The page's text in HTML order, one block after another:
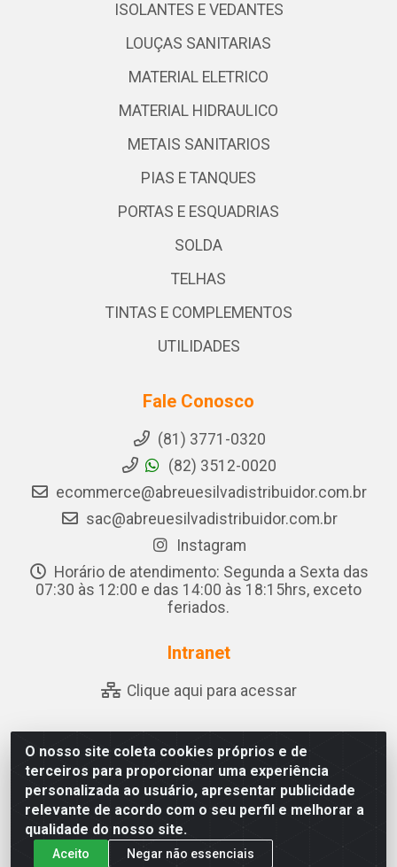
O nosso site coleta cookies próprios e de
terceiros para proporcionar uma experiência
personalizada ao usuário, apresentar publicidade
relevante de acordo com o seu perfil e melhorar a
qualidade do nosso site.
Aceito Negar não essenciais
ISOLANTES E VEDANTES
LOUÇAS SANITARIAS
MATERIAL ELETRICO
MATERIAL HIDRAULICO
METAIS SANITARIOS
PIAS E TANQUES
PORTAS E ESQUADRIAS
SOLDA
TELHAS
TINTAS E COMPLEMENTOS
UTILIDADES
Fale Conosco
(81) 3771-0320
(82) 3512-0020
ecommerce@abreuesilvadistribuidor.com.br
sac@abreuesilvadistribuidor.com.br
Instagram
Horário de atendimento: Segunda a Sexta das
07:30 às 12:00 e das 14:00 às 18:15hrs, exceto
feriados.
Intranet
Clique aqui para acessar
Abreu & Silva - Rua Padre Jose de Souza Leite, 265 - Ariado,
Olho D'Água das Flores/AL - CEP 57.442-000 - CNPJ
04.790.656/0001-06